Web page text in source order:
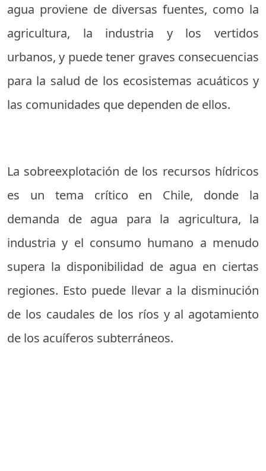
agua proviene de diversas fuentes, como la
agricultura, la industria y los vertidos
urbanos, y puede tener graves consecuencias
para la salud de los ecosistemas acuáticos y
las comunidades que dependen de ellos.
La sobreexplotación de los recursos hídricos
es un tema crítico en Chile, donde la
demanda de agua para la agricultura, la
industria y el consumo humano a menudo
supera la disponibilidad de agua en ciertas
regiones. Esto puede llevar a la disminución
de los caudales de los ríos y al agotamiento
de los acuíferos subterráneos.